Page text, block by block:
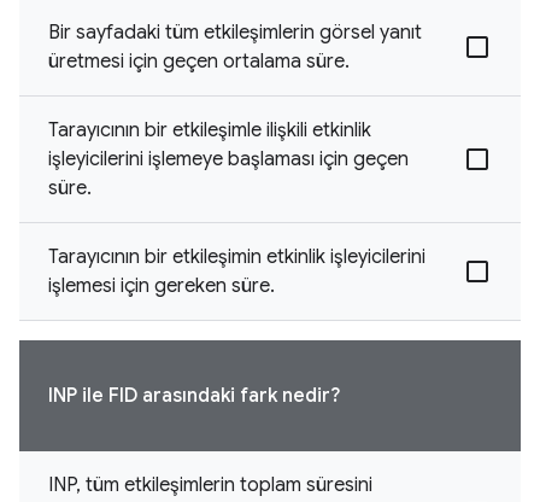
Bir sayfadaki tüm etkileşimlerin görsel yanıt
üretmesi için geçen ortalama süre.
Tarayıcının bir etkileşimle ilişkili etkinlik
işleyicilerini işlemeye başlaması için geçen
süre.
Tarayıcının bir etkileşimin etkinlik işleyicilerini
işlemesi için gereken süre.
INP ile FID arasındaki fark nedir?
INP, tüm etkileşimlerin toplam süresini